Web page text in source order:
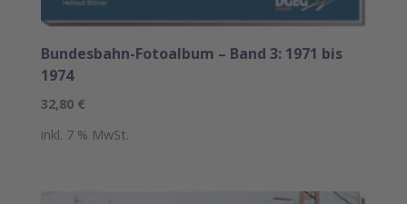
Bundesbahn-Fotoalbum – Band 3: 1971 bis
1974
32,80 €
inkl. 7 % MwSt.